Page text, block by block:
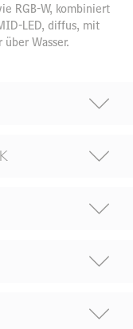
RGB-W, kombiniert
LED, diffus, mit
Wasser.